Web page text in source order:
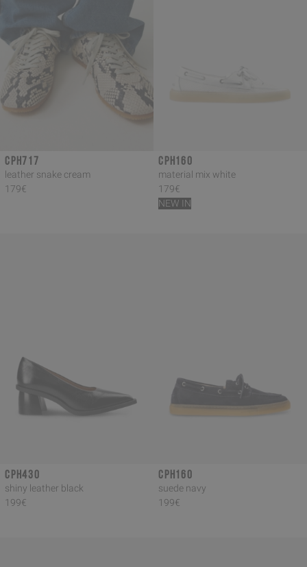
CPH717
leather snake cream
179€
CPH160
material mix white
179€
NEW IN
CPH430
shiny leather black
199€
CPH160
suede navy
199€